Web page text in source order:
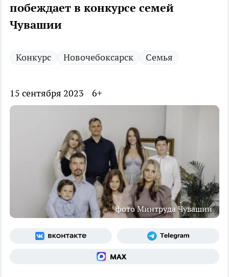
побеждает в конкурсе семей
Чувашии
Конкурс Новочебоксарск Семья
15 сентября 2023 6+
фото Минтруда Чувашии